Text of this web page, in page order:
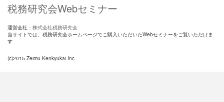
税務研究会Webセミナー
運営会社： 株式会社税務研究会
当サイトでは、税務研究会ホームページでご購入いただいたWebセミナーをご覧いただけま
す
(c)2015 Zeimu Kenkyukai Inc.